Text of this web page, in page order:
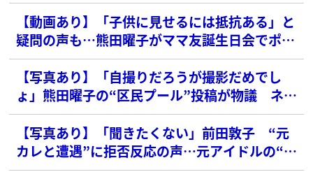
【動画あり】「子供に見せるには抵抗ある」と
疑問の声も…熊田曜子がママ友誕生日会でポー
ルダンス披露
【写真あり】「自撮りだろうが撮影だめでし
ょ」熊田曜子の“区民プール”投稿が物議 ネッ
トで指摘されたマナー違反
【写真あり】「聞きたくない」前田敦子 “元
カレと遭遇”に拒否反応の声…元アイドルの“過